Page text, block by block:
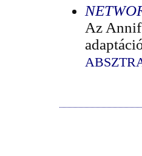
Az Annif